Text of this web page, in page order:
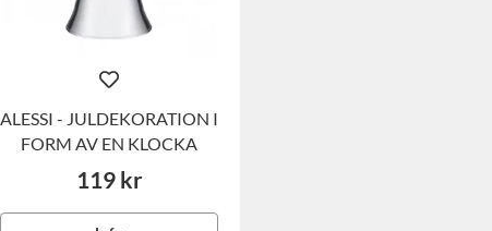
ALESSI - JULDEKORATION I
FORM AV EN KLOCKA
119 kr